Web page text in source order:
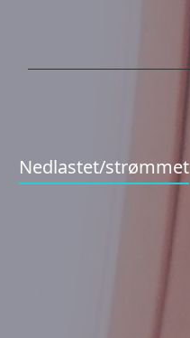
Nedlastet/strømmet